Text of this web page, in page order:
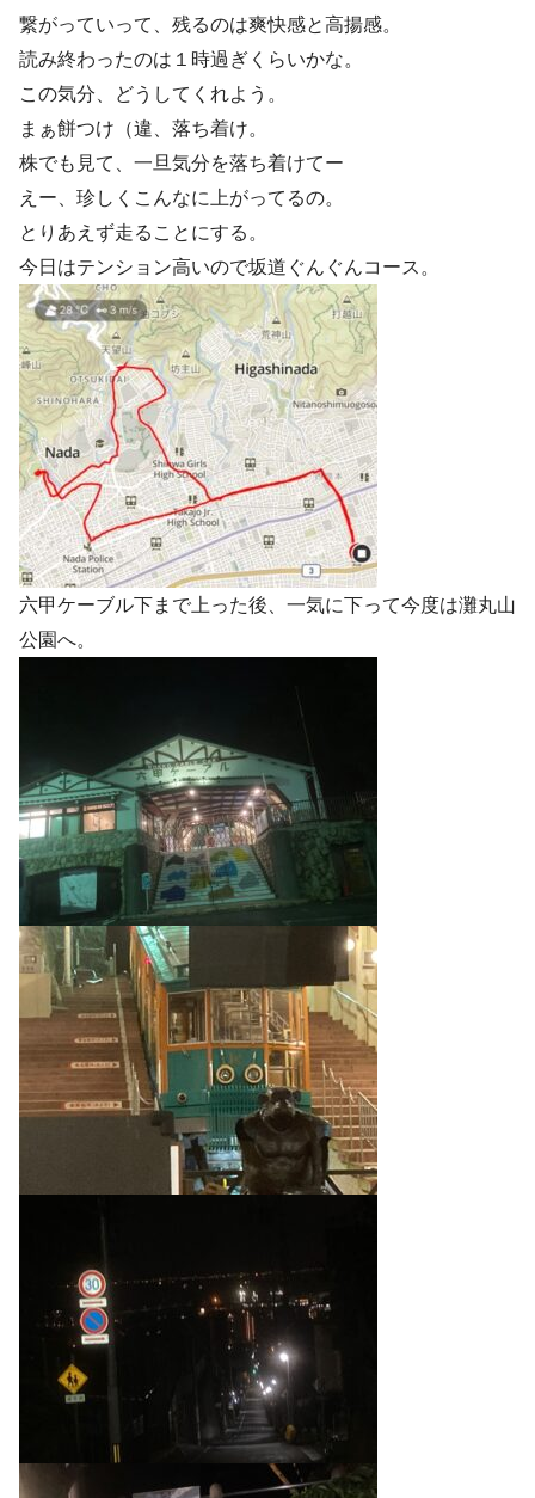
繋がっていって、残るのは爽快感と高揚感。
読み終わったのは１時過ぎくらいかな。
この気分、どうしてくれよう。
まぁ餅つけ（違、落ち着け。
株でも見て、一旦気分を落ち着けてー
えー、珍しくこんなに上がってるの。
とりあえず走ることにする。
今日はテンション高いので坂道ぐんぐんコース。
六甲ケーブル下まで上った後、一気に下って今度は灘丸山
公園へ。